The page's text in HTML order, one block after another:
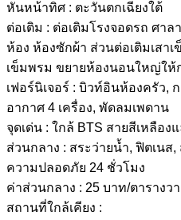
หันหน้าทิศ : ตะวันตกเฉียงใต้
ต่อเติม : ต่อเติมโรงจอดรถ ศา
ห้อง ห้องซักผ้า ส่วนต่อเติมเสา
เข็มพรม ขยายห้องนอนใหญ่ให้
เฟอร์นิเจอร์ : บิวท์อินห้องครัว,
อากาศ 4 เครื่อง, พัดลมเพดาน
จุดเด่น : ใกล้ BTS สายสีเหลือง
ส่วนกลาง : สระว่ายน้ำ, ฟิตเนส
ความปลอดภัย 24 ชั่วโมง
ค่าส่วนกลาง : 25 บาท/ตารางวา
สถานที่ใกล้เคียง :